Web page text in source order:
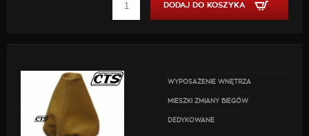
DODAJ DO KOSZYKA
WYPOSAŻENIE WNĘTRZA
MIESZKI ZMIANY BIEGÓW
DEDYKOWANE